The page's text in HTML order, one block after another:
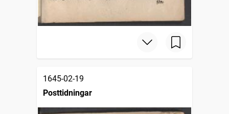
1645-02-19
Posttidningar